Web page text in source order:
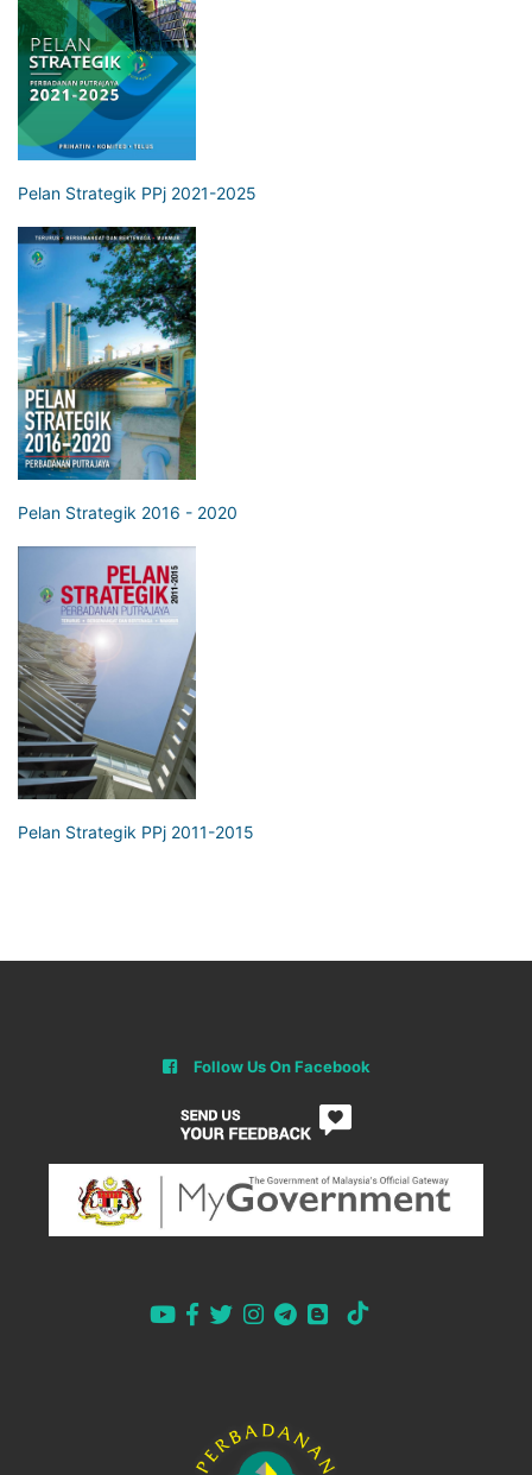
Pelan Strategik PPj 2021-2025
Pelan Strategik 2016 - 2020
Pelan Strategik PPj 2011-2015
Follow Us On Facebook